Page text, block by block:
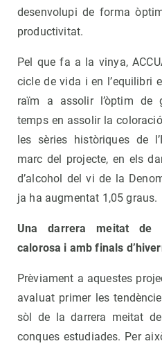
desenvolupi de forma
productivitat.
Pel que fa a la vinya,
cicle de vida i en l’equilibri
raïm a assolir l’òptim de
temps en assolir la
les sèries històriques de
marc del projecte, en els
d’alcohol del vi de la
ja ha augmentat 1,05 graus.
Una darrera meitat de
calorosa i amb finals
Prèviament a aquestes
avaluat primer les
sòl de la darrera meitat
conques estudiades. Per